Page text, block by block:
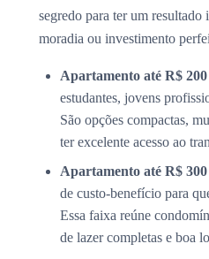
segredo para ter um resultado
moradia ou investimento
Apartamento até R$
estudantes, jovens
São opções compactas,
ter excelente acesso ao
Apartamento até R$
de custo-benefício para
Essa faixa reúne
de lazer completas e boa